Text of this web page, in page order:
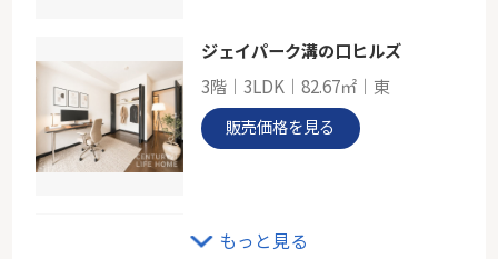
ジェイパーク溝の口ヒルズ
3階｜3LDK｜82.67㎡｜東
販売価格を見る
もっと見る